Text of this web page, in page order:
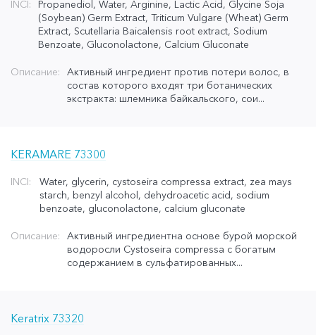
INCI:
Propanediol, Water, Arginine, Lactic Acid, Glycine Soja
(Soybean) Germ Extract, Triticum Vulgare (Wheat) Germ
Extract, Scutellaria Baicalensis root extract, Sodium
Benzoate, Gluconolactone, Calcium Gluconate
Описание:
Активный ингредиент против потери волос, в
состав которого входят три ботанических
экстракта: шлемника байкальского, сои...
KERAMARE 73300
INCI:
Water, glycerin, cystoseira compressa extract, zea mays
starch, benzyl alcohol, dehydroacetic acid, sodium
benzoate, gluconolactone, calcium gluconate
Описание:
Активный ингредиентна основе бурой морской
водоросли Cystoseira compressa с богатым
содержанием в сульфатированных...
Keratrix 73320